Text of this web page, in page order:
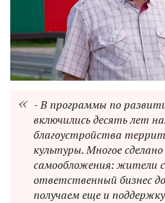
- В программы по
включились десять лет
благоустройства
культуры. Многое
самообложения: жители
ответственный бизнес
получаем еще и